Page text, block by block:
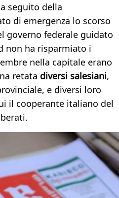
seguito della
di emergenza lo scorso
governo federale guidato
non ha risparmiato i
nella capitale erano
retata diversi salesiani,
e diversi loro
il cooperante italiano del